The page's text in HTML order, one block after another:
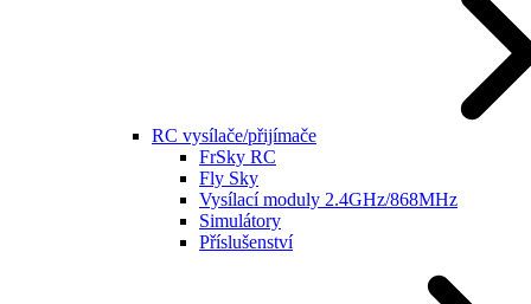
RC vysílače/přijímače
FrSky RC
Fly Sky
Vysílací moduly 2.4GHz/868MHz
Simulátory
Příslušenství